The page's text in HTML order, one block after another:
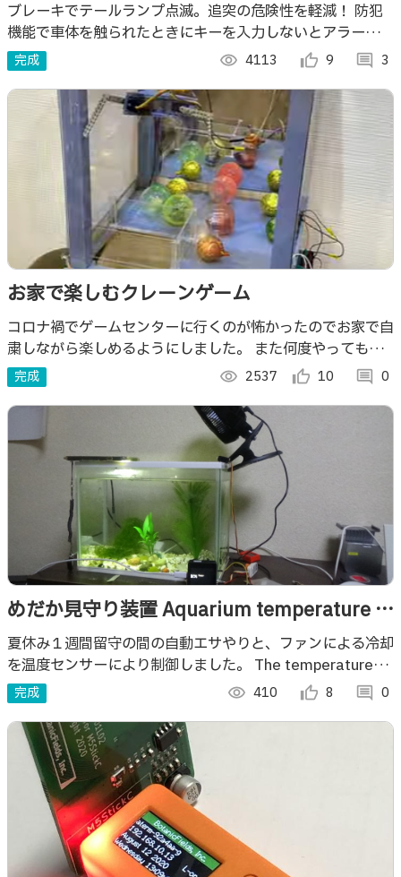
ブレーキでテールランプ点滅。追突の危険性を軽減！ 防犯
機能で車体を触られたときにキーを入力しないとアラーム。
レーザで路面にラインも表示
完成 visibility 4113 thumb_up_alt 9 comment 3
お家で楽しむクレーンゲーム
コロナ禍でゲームセンターに行くのが怖かったのでお家で自
粛しながら楽しめるようにしました。 また何度やっても無
料というところもアピールポイントです。
完成 visibility 2537 thumb_up_alt 10 comment 0
めだか見守り装置 Aquarium temperature &
feeding cotrol
夏休み１週間留守の間の自動エサやりと、ファンによる冷却
を温度センサーにより制御しました。 The temperature
control & the automatic feeding system
完成 visibility 410 thumb_up_alt 8 comment 0